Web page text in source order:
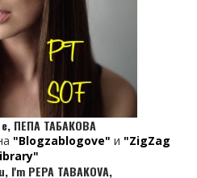
ПЕПА ТАБАКОВА
"Blogzablogove" и "ZigZag
I'm PEPA TABAKOVA,